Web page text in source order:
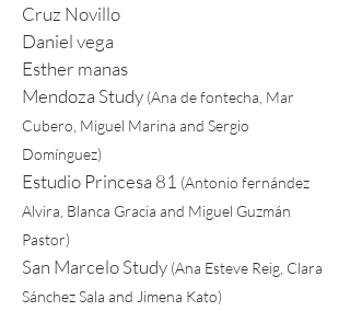
Cruz Novillo
Daniel vega
Esther manas
Mendoza Study (Ana de fontecha, Mar
Cubero, Miguel Marina and Sergio
Domínguez)
Estudio Princesa 81 (Antonio fernández
Alvira, Blanca Gracia and Miguel Guzmán
Pastor)
San Marcelo Study (Ana Esteve Reig, Clara
Sánchez Sala and Jimena Kato)